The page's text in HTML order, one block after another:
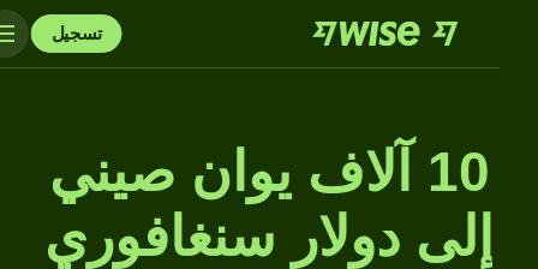
تسجيل
10 آلاف يوان صيني
إلى دولار سنغافوري